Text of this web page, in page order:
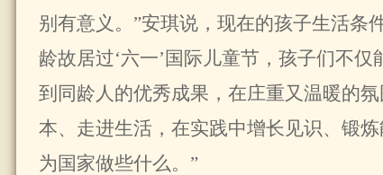
别有意义。”安琪说，现在的孩子生活条
龄故居过‘六一’国际儿童节，孩子们不
到同龄人的优秀成果，在庄重又温暖的
本、走进生活，在实践中增长见识、锻
为国家做些什么。”